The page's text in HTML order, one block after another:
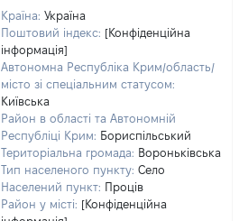
Країна: Україна
Поштовий індекс: [Конфіденційна
інформація]
Автономна Республіка Крим/область/
місто зі спеціальним статусом:
Київська
Район в області та Автономній
Республіці Крим: Бориспільський
Територіальна громада: Вороньківська
Тип населеного пункту: Село
Населений пункт: Проців
Район у місті: [Конфіденційна